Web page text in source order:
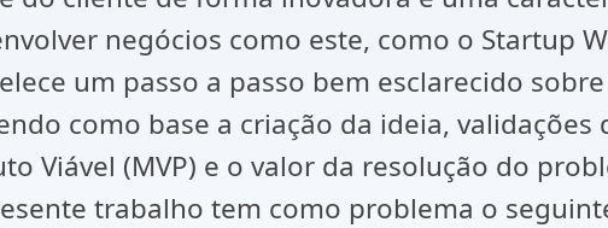
negócios como este, como o Startup
um passo a passo bem esclarecido
como base a criação da ideia,
Viável (MVP) e o valor da resolução do
trabalho tem como problema o